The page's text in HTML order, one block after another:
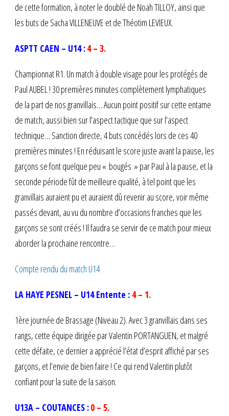
de cette formation, à noter le doublé de Noah TILLOY, ainsi que
les buts de Sacha VILLENEUVE et de Théotim LEVIEUX.
ASPTT CAEN – U14 :4 – 3.
Championnat R1. Un match à double visage pour les protégés de
Paul AUBEL ! 30 premières minutes complètement lymphatiques
de la part de nos granvillais… Aucun point positif sur cette entame
de match, aussi bien sur l’aspect tactique que sur l’aspect
technique… Sanction directe, 4 buts concédés lors de ces 40
premières minutes ! En réduisant le score juste avant la pause, les
garçons se font quelque peu « bougés » par Paul à la pause, et la
seconde période fût de meilleure qualité, à tel point que les
granvillais auraient pu et auraient dû revenir au score, voir même
passés devant, au vu du nombre d’occasions franches que les
garçons se sont créés ! Il faudra se servir de ce match pour mieux
aborder la prochaine rencontre…
Compte rendu du match U14
LA HAYE PESNEL – U14 Entente : 4 – 1.
1ère journée de Brassage (Niveau 2). Avec 3 granvillais dans ses
rangs, cette équipe dirigée par Valentin PORTANGUEN, et malgré
cette défaite, ce dernier a apprécié l’état d’esprit affiché par ses
garçons, et l’envie de bien faire ! Ce qui rend Valentin plutôt
confiant pour la suite de la saison.
U13A – COUTANCES :0 – 5.